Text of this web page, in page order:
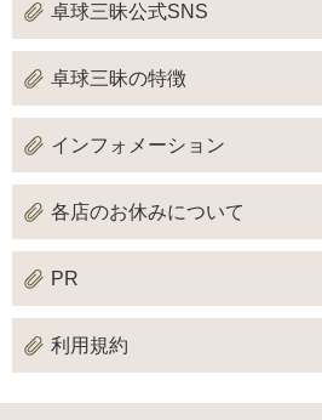
卓球三昧公式SNS
卓球三昧の特徴
インフォメーション
各店のお休みについて
PR
利用規約